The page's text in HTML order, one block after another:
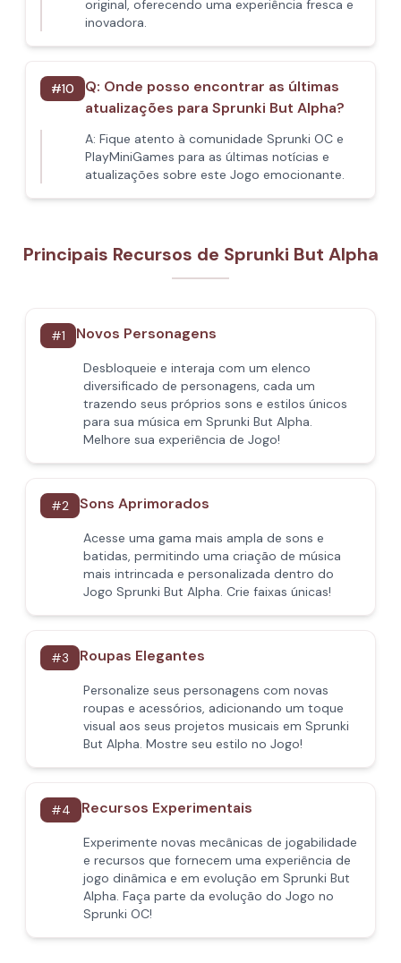
original, oferecendo uma experiência fresca e
inovadora.
#10 Q: Onde posso encontrar as últimas
atualizações para Sprunki But Alpha?
A: Fique atento à comunidade Sprunki OC e
PlayMiniGames para as últimas notícias e
atualizações sobre este Jogo emocionante.
Principais Recursos de Sprunki But Alpha
#1 Novos Personagens
Desbloqueie e interaja com um elenco
diversificado de personagens, cada um
trazendo seus próprios sons e estilos únicos
para sua música em Sprunki But Alpha.
Melhore sua experiência de Jogo!
#2 Sons Aprimorados
Acesse uma gama mais ampla de sons e
batidas, permitindo uma criação de música
mais intrincada e personalizada dentro do
Jogo Sprunki But Alpha. Crie faixas únicas!
#3 Roupas Elegantes
Personalize seus personagens com novas
roupas e acessórios, adicionando um toque
visual aos seus projetos musicais em Sprunki
But Alpha. Mostre seu estilo no Jogo!
#4 Recursos Experimentais
Experimente novas mecânicas de jogabilidade
e recursos que fornecem uma experiência de
jogo dinâmica e em evolução em Sprunki But
Alpha. Faça parte da evolução do Jogo no
Sprunki OC!